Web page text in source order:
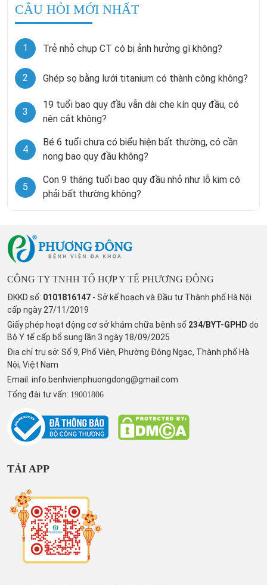
CÂU HỎI MỚI NHẤT
1 Trẻ nhỏ chụp CT có bị ảnh hưởng gì không?
2 Ghép sọ bằng lưới titanium có thành công không?
3
19 tuổi bao quy đầu vẫn dài che kín quy đầu, có
nên cắt không?
4
Bé 6 tuổi chưa có biểu hiện bất thường, có cần
nong bao quy đầu không?
5
Con 9 tháng tuổi bao quy đầu nhỏ như lỗ kim có
phải bất thường không?
CÔNG TY TNHH TỔ HỢP Y TẾ PHƯƠNG ĐÔNG
ĐKKD số: 0101816147 - Sở kế hoạch và Đầu tư Thành phố Hà Nội
cấp ngày 27/11/2019
Giấy phép hoạt động cơ sở khám chữa bệnh số 234/BYT-GPHD do
Bộ Y tế cấp bổ sung lần 3 ngày 18/09/2025
Địa chỉ trụ sở: Số 9, Phố Viên, Phường Đông Ngạc, Thành phố Hà
Nội, Việt Nam
Email: info.benhvienphuongdong@gmail.com
Tổng đài tư vấn: 19001806
TẢI APP